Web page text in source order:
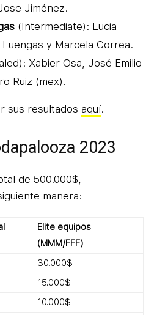
Jiménez.
(Intermediate): Lucia
y Marcela Correa.
Xabier Osa, José Emilio
Ruiz (mex).
sus resultados aquí.
2023
de 500.000$,
manera:
Elite equipos
(MMM/FFF)
30.000$
15.000$
10.000$